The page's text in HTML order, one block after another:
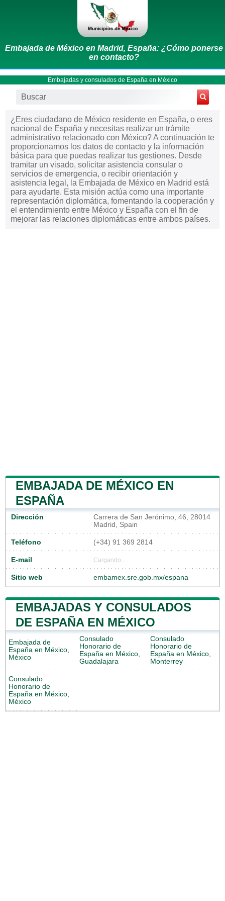
Embajada de México en Madrid, España: ¿Cómo ponerse
en contacto?
Embajadas y consulados de España en México
¿Eres ciudadano de México residente en España, o eres
nacional de España y necesitas realizar un trámite
administrativo relacionado con México? A continuación te
proporcionamos los datos de contacto y la información
básica para que puedas realizar tus gestiones. Desde
tramitar un visado, solicitar asistencia consular o
servicios de emergencia, o recibir orientación y
asistencia legal, la Embajada de México en Madrid está
para ayudarte. Esta misión actúa como una importante
representación diplomática, fomentando la cooperación y
el entendimiento entre México y España con el fin de
mejorar las relaciones diplomáticas entre ambos países.
EMBAJADA DE MÉXICO EN
ESPAÑA
Dirección
Carrera de San Jerónimo, 46, 28014
Madrid, Spain
Teléfono (+34) 91 369 2814
E-mail Cargando...
Sitio web embamex.sre.gob.mx/espana
EMBAJADAS Y CONSULADOS
DE ESPAÑA EN MÉXICO
Embajada de
España en México,
México
Consulado
Honorario de
España en México,
Guadalajara
Consulado
Honorario de
España en México,
Monterrey
Consulado
Honorario de
España en México,
México